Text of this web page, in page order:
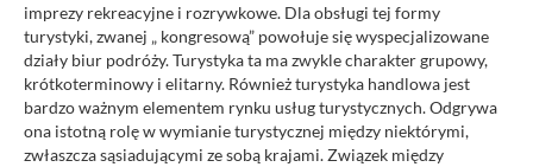
imprezy rekreacyjne i rozrywkowe. Dla obsługi tej formy
turystyki, zwanej „ kongresową” powołuje się wyspecjalizowane
działy biur podróży. Turystyka ta ma zwykle charakter grupowy,
krótkoterminowy i elitarny. Również turystyka handlowa jest
bardzo ważnym elementem rynku usług turystycznych. Odgrywa
ona istotną rolę w wymianie turystycznej między niektórymi,
zwłaszcza sąsiadującymi ze sobą krajami. Związek między